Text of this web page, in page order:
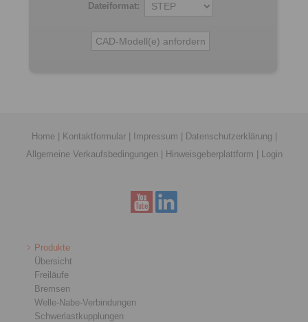
Dateiformat:
Home| Kontaktformular| Impressum Datenschutzerklärung
Allgemeine Verkaufsbedingungen
Hinweisgeberplattform Login
Produkte
Übersicht
Freiläufe
Bremsen
Welle-Nabe-Verbindungen
Schwerlastkupplungen